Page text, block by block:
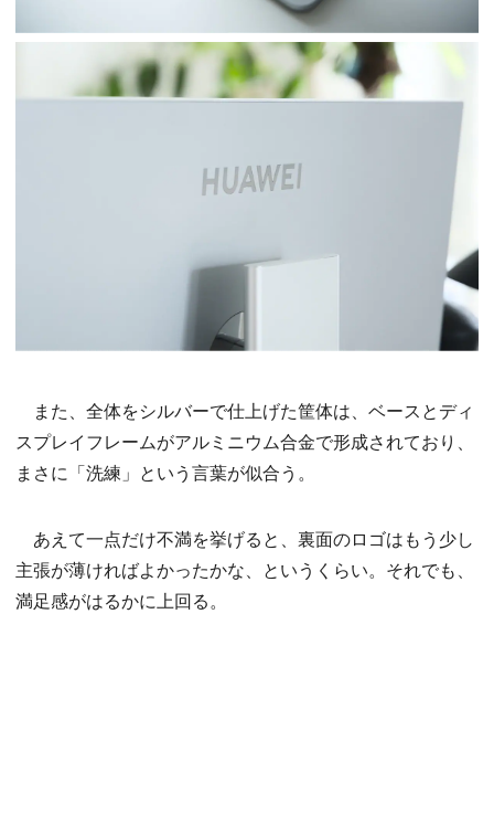
また、全体をシルバーで仕上げた筐体は、ベースとディ
スプレイフレームがアルミニウム合金で形成されており、
まさに「洗練」という言葉が似合う。
あえて一点だけ不満を挙げると、裏面のロゴはもう少し
主張が薄ければよかったかな、というくらい。それでも、
満足感がはるかに上回る。